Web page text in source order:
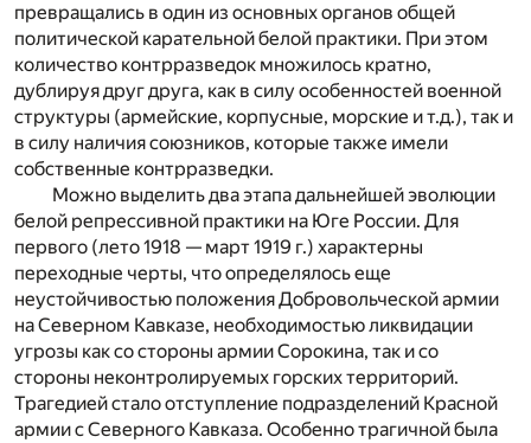
превращались в один из основных органов общей
политической карательной белой практики. При этом
количество контрразведок множилось кратно,
дублируя друг друга, как в силу особенностей военной
структуры (армейские, корпусные, морские и т.д.), так и
в силу наличия союзников, которые также имели
собственные контрразведки.
Можно выделить два этапа дальнейшей эволюции
белой репрессивной практики на Юге России. Для
первого (лето 1918 — март 1919 г.) характерны
переходные черты, что определялось еще
неустойчивостью положения Добровольческой армии
на Северном Кавказе, необходимостью ликвидации
угрозы как со стороны армии Сорокина, так и со
стороны неконтролируемых горских территорий.
Трагедией стало отступление подразделений Красной
армии с Северного Кавказа. Особенно трагичной была